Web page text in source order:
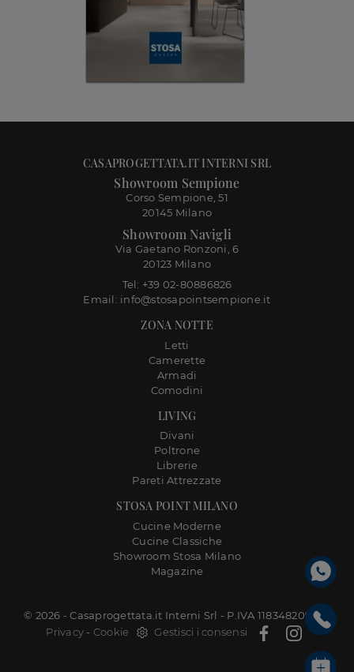
STOSA POINT MILANO
Cucine Moderne
Cucine Classiche
Showroom Stosa Milano
Magazine
LIVING
Divani
Poltrone
Librerie
Pareti Attrezzate
ZONA NOTTE
Letti
Camerette
Armadi
Comodini
CASAPROGETTATA.IT INTERNI SRL
Showroom Sempione
Corso Sempione, 51
20145 Milano
Showroom Navigli
Via Gaetano Ronzoni, 6
20123 Milano
Tel: +39 02-80886826
Email: info@stosapointsempione.it
© 2026 - Casaprogettata.it Interni Srl - P.IVA 11834820968 |
Privacy - Cookie Gestisci i consensi